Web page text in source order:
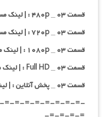
قسمت ۰۳ _ ۴۸۰p : | لینک مستقیم | هاردساب فارسی
قسمت ۰۳ _ ۷۲۰p : | لینک مستقیم | هاردساب فارسی
قسمت ۰۳ _ ۱۰۸۰p : | لینک مستقیم | هاردساب فارسی
قسمت ۰۳ _ Full HD : | لینک مستقیم | هاردساب فارسی
قسمت ۰۳ _ پخش آنلاین : | لینک مستقیم | هاردساب فارسی
=-=-=-=-=-=-=-=-